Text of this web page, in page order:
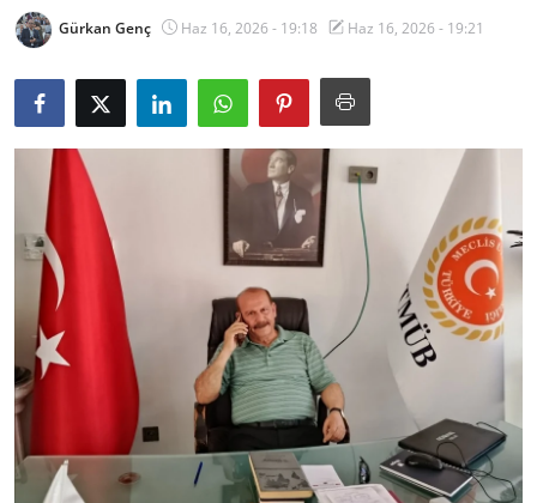
Sivil Toplum Kuruluşları
Resmi Reklamlar
Gürkan Genç Haz 16, 2026 - 19:18 Haz 16, 2026 - 19:21